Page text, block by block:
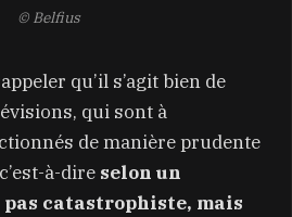
© Belfius
qu’il s’agit bien de
qui sont à
de manière prudente
à-dire selon un
pas catastrophiste, mais